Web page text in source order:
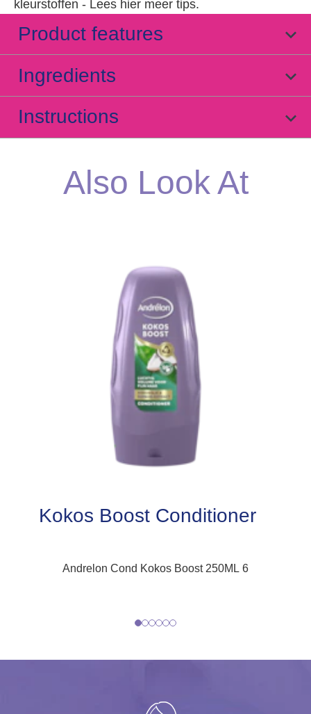
kleurstoffen - Lees hier meer tips.
Product features
Ingredients
Instructions
Also Look At
Kokos Boost Conditioner
Andrelon Cond Kokos Boost 250ML 6